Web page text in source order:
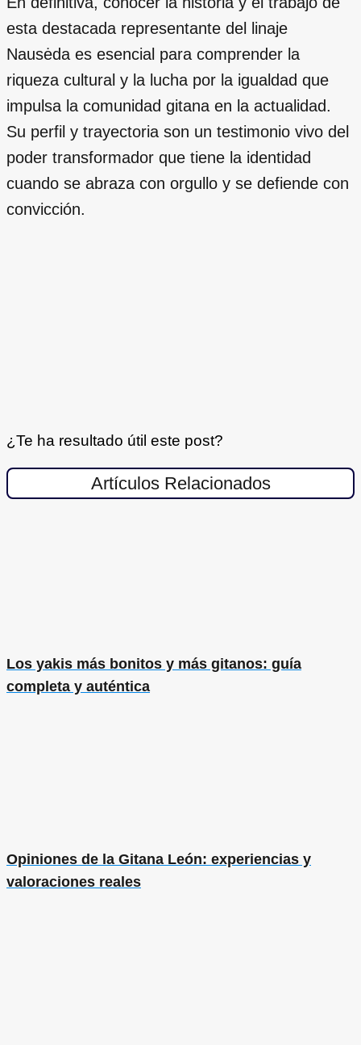
esta destacada representante del linaje
Nausėda es esencial para comprender la
riqueza cultural y la lucha por la igualdad que
impulsa la comunidad gitana en la actualidad.
Su perfil y trayectoria son un testimonio vivo del
poder transformador que tiene la identidad
cuando se abraza con orgullo y se defiende con
convicción.
¿Te ha resultado útil este post?
Artículos Relacionados
Los yakis más bonitos y más gitanos: guía
completa y auténtica
Opiniones de la Gitana León: experiencias y
valoraciones reales